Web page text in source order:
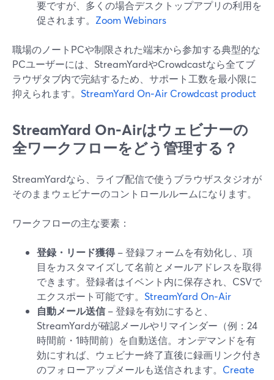
要ですが、多くの場合デスクトップアプリの利用を
促されます。 Zoom Webinars
職場のノートPCや制限された端末から参加する典型的な
PCユーザーには、StreamYardやCrowdcastなら全てブ
ラウザタブ内で完結するため、サポート工数を最小限に
抑えられます。 StreamYard On‑Air Crowdcast product
StreamYard On‑Airはウェビナーの
全ワークフローをどう管理する？
StreamYardなら、ライブ配信で使うブラウザスタジオが
そのままウェビナーのコントロールルームになります。
ワークフローの主な要素：
登録・リード獲得– 登録フォームを有効化し、項
目をカスタマイズして名前とメールアドレスを取得
できます。登録者はイベント内に保存され、CSVで
エクスポート可能です。 StreamYard On‑Air
自動メール送信 – 登録を有効にすると、
StreamYardが確認メールやリマインダー（例：24
時間前・1時間前）を自動送信。オンデマンドを有
効にすれば、ウェビナー終了直後に録画リンク付き
のフォローアップメールも送信されます。 Create